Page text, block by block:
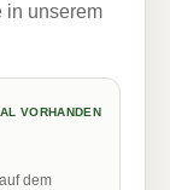
in unserem
VORHANDEN
dem